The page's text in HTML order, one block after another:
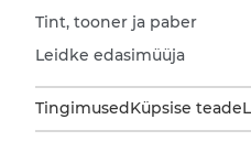
Tint, tooner ja paber
Leidke edasimüüja
TingimusedKüpsise teade